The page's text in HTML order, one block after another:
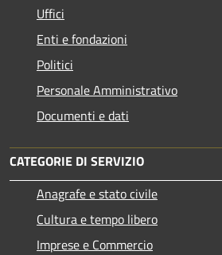
Uffici
Enti e fondazioni
Politici
Personale Amministrativo
Documenti e dati
CATEGORIE DI SERVIZIO
Anagrafe e stato civile
Cultura e tempo libero
Imprese e Commercio